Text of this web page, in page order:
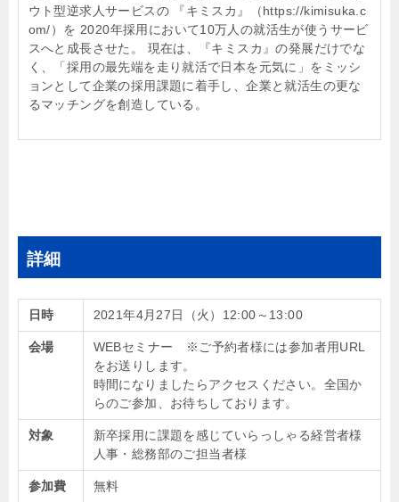
ウト型逆求人サービスの 『キミスカ』（https://kimisuka.c
om/）を 2020年採用において10万人の就活生が使うサービ
スへと成長させた。 現在は、『キミスカ』の発展だけでな
く、「採用の最先端を走り就活で日本を元気に」をミッシ
ョンとして企業の採用課題に着手し、企業と就活生の更な
るマッチングを創造している。
詳細
日時 2021年4月27日（火）12:00～13:00
会場
WEBセミナー ※ご予約者様には参加者用URL
をお送りします。
時間になりましたらアクセスください。全国か
らのご参加、お待ちしております。
対象
新卒採用に課題を感じていらっしゃる経営者様
人事・総務部のご担当者様
参加費 無料